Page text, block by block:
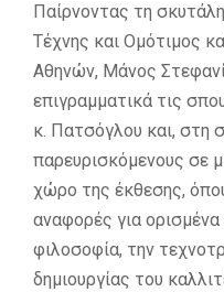
Παίρνοντας τη
Τέχνης και Ομότιμος
Αθηνών, Μάνος
επιγραμματικά τις
κ. Πατσόγλου και, στη
παρευρισκόμενους σε
χώρο της έκθεσης,
αναφορές για
φιλοσοφία, την
δημιουργίας του